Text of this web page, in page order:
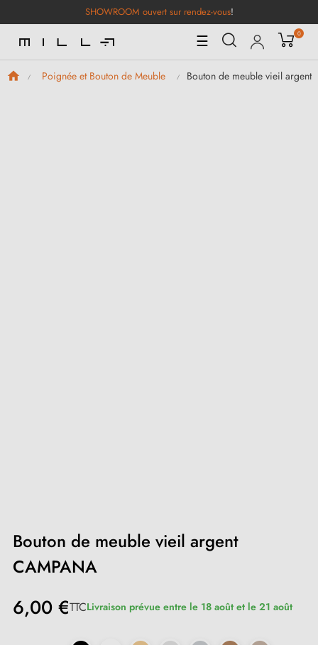
SHOWROOM ouvert sur rendez-vous!
Basculer
la
navigation
☰ 0
Poignée et Bouton de Meuble Bouton de meuble vieil argent
Bouton de meuble vieil argent
CAMPANA
6,00 €TTCLivraison prévue entre le 18 août et le 21 août